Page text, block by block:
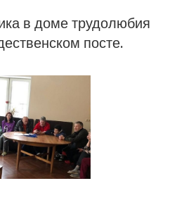
в доме трудолюбия
посте.